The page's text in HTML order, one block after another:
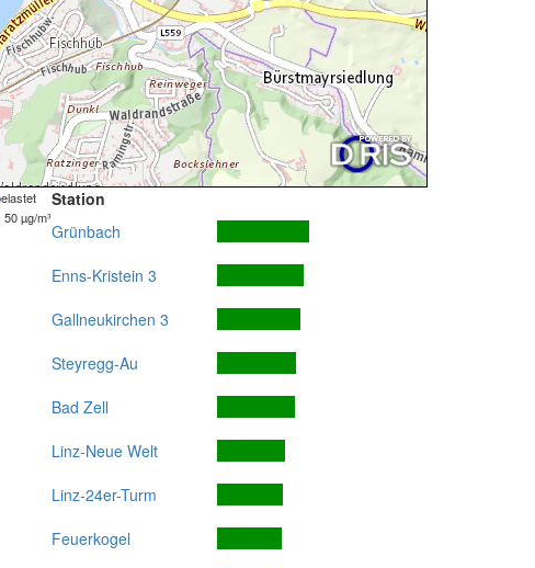
50 µg/m³
Station
Grünbach
Enns-Kristein 3
Gallneukirchen 3
Steyregg-Au
Bad Zell
Linz-Neue Welt
Linz-24er-Turm
Feuerkogel